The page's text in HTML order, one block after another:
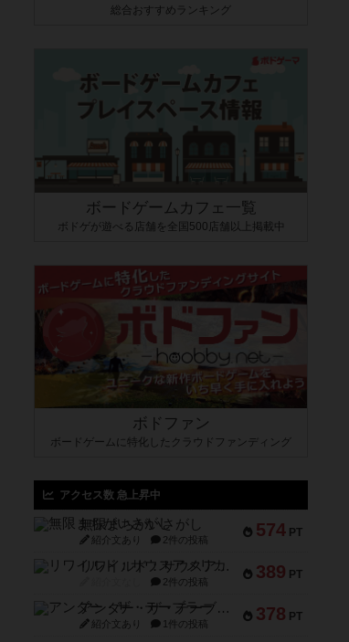
総合おすすめランキング
ボードゲームカフェ一覧
ボドゲが遊べる店舗を全国500店舗以上掲載中
ボドファン
ボードゲームに特化したクラウドファンディング
アクセス数 急上昇中
574 PT
無限まちがいさがし
紹介文あり 2件の投稿
389 PT
リワイルド：サウスアメリカ
2件の投稿
378 PT
アンダー・ザ・テーブラー
紹介文あり 1件の投稿